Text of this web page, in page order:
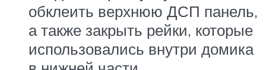
обклеить верхнюю ДСП панель,
а также закрыть рейки, которые
использовались внутри домика